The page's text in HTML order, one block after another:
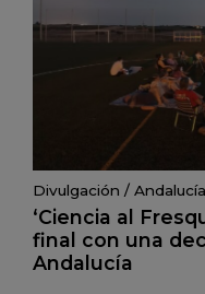
Divulgación / Andalucía
‘Ciencia al
final con una
Andalucía